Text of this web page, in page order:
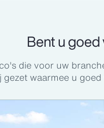
Bent u
die voor uw
gezet waarmee u